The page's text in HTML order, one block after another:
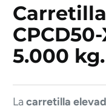
5.000 kg.
Lacarretilla